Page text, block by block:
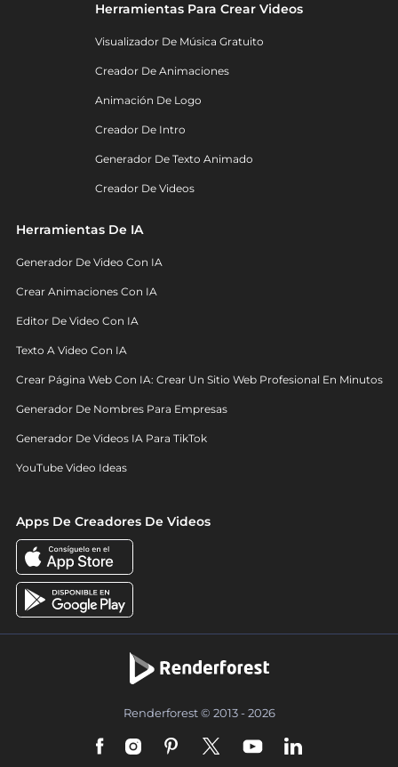
Herramientas Para Crear Videos
Visualizador De Música Gratuito
Creador De Animaciones
Animación De Logo
Creador De Intro
Generador De Texto Animado
Creador De Videos
Herramientas De IA
Generador De Video Con IA
Crear Animaciones Con IA
Editor De Video Con IA
Texto A Video Con IA
Crear Página Web Con IA: Crear Un Sitio Web Profesional En Minutos
Generador De Nombres Para Empresas
Generador De Videos IA Para TikTok
YouTube Video Ideas
Apps De Creadores De Videos
Renderforest © 2013 - 2026